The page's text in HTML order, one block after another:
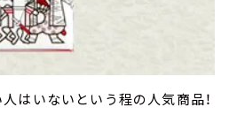
はいないという程の人気商品！